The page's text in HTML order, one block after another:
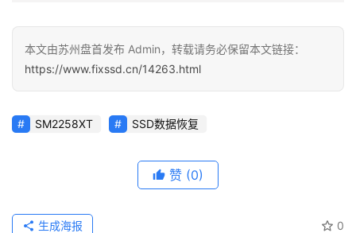
本文由苏州盘首发布 Admin，转载请务必保留本文链接：
https://www.fixssd.cn/14263.html
SM2258XT SSD数据恢复
赞 (0)
0
生成海报